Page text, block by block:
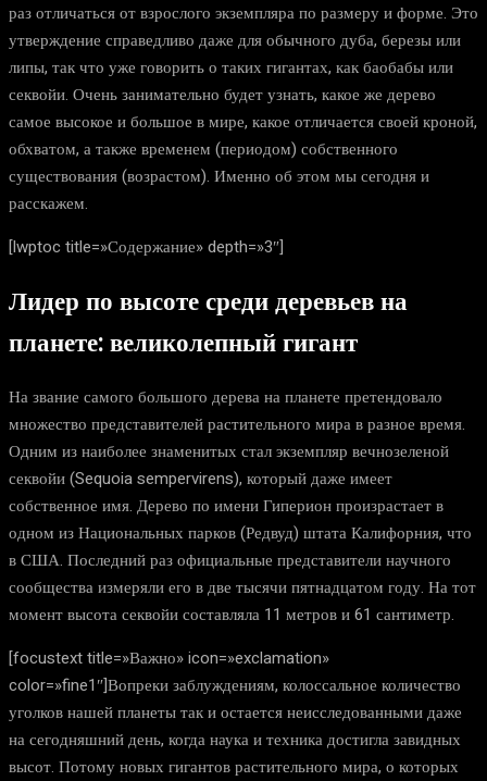
раз отличаться от взрослого экземпляра по размеру и форме. Это
утверждение справедливо даже для обычного дуба, березы или
липы, так что уже говорить о таких гигантах, как баобабы или
секвойи. Очень занимательно будет узнать, какое же дерево
самое высокое и большое в мире, какое отличается своей кроной,
обхватом, а также временем (периодом) собственного
существования (возрастом). Именно об этом мы сегодня и
расскажем.
[lwptoc title=»Содержание» depth=»3″]
Лидер по высоте среди деревьев на
планете: великолепный гигант
На звание самого большого дерева на планете претендовало
множество представителей растительного мира в разное время.
Одним из наиболее знаменитых стал экземпляр вечнозеленой
секвойи (Sequoia sempervirens), который даже имеет
собственное имя. Дерево по имени Гиперион произрастает в
одном из Национальных парков (Редвуд) штата Калифорния, что
в США. Последний раз официальные представители научного
сообщества измеряли его в две тысячи пятнадцатом году. На тот
момент высота секвойи составляла 11 метров и 61 сантиметр.
[focustext title=»Важно» icon=»exclamation»
color=»fine1″]Вопреки заблуждениям, колоссальное количество
уголков нашей планеты так и остается неисследованными даже
на сегодняшний день, когда наука и техника достигла завидных
высот. Потому новых гигантов растительного мира, о которых